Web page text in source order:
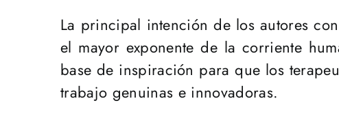
La principal intención de los autores
el mayor exponente de la corriente
base de inspiración para que los
trabajo genuinas e innovadoras.